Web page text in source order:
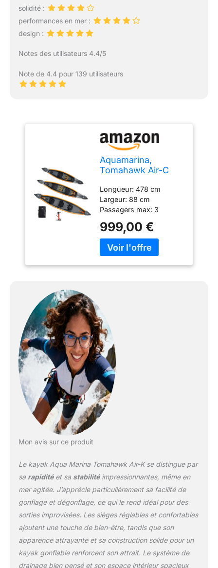
solidité :
performances en mer :
design :
Notes des utilisateurs 4.4/5
Note de 4.4 pour 139 utilisateurs
Aquamarina,
Tomahawk Air-C
Longueur: 478 cm
Largeur: 88 cm
Passagers max: 3
kg; Poids: 24.7 kg Tubes:
3 + 2; sièges amovibles:
999,00 €
Mon avis sur ce produit
Le kayak Aqua Marina Tomahawk Air-K se distingue par
sa rapiditéet sa stabilitéimpressionnantes, même en
mer agitée. J’apprécie particulièrement sa facilité de
gonflage et dégonflage, ce qui le rend idéal pour des
sorties improvisées. Les sièges réglables et confortables
ajoutent une touche de bien-être, tandis que son
apparence attrayante et sa construction solide pour un
kayak gonflable renforcent son attrait. Le système de
drainage bien pensé et son espace intérieur spacieux